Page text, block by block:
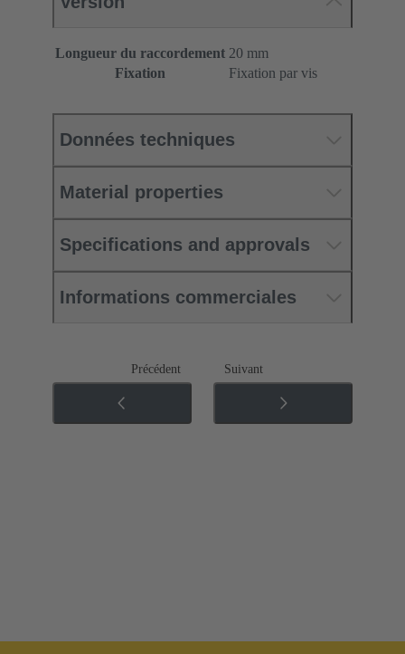
Longueur du raccordement 20 mm
Fixation
Fixation par vis
Données techniques
Material properties
Specifications and approvals
Informations commerciales
Précédent Suivant